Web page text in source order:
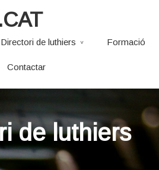
Directori de luthiers Formació
Contactar
de luthiers